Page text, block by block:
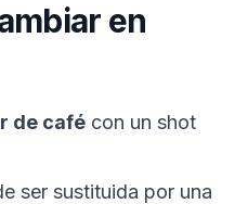
en
de café con un shot
ser sustituida por una